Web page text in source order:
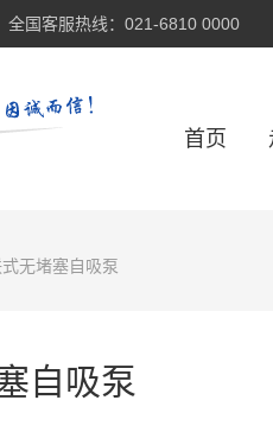
全国客服热线：021-6810 0000
首页
无堵塞自吸泵
自吸泵